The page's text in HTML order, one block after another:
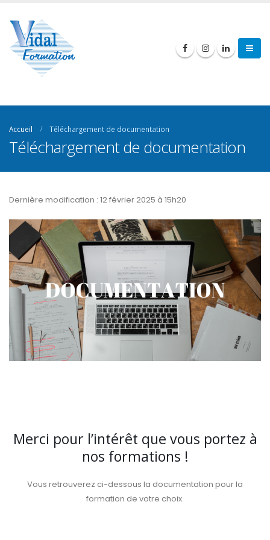
Accueil Téléchargement de documentation
Téléchargement de documentation
Dernière modification : 12 février 2025 à 15h20
Merci pour l’intérêt que vous portez à
nos formations !
Vous retrouverez ci-dessous la documentation pour la
formation de votre choix.